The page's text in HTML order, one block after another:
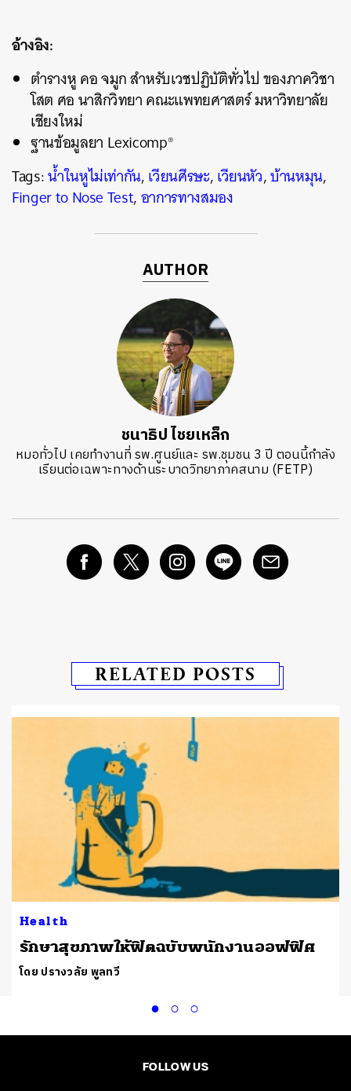
อ้างอิง:
ตำรางหู คอ จมูก สำหรับเวชปฏิบัติทั่วไป ของภาควิชา
โสต ศอ นาสิกวิทยา คณะแพทยศาสตร์ มหาวิทยาลัย
เชียงใหม่
ฐานข้อมูลยา Lexicomp®
Tags:น้ำในหูไม่เท่ากัน,เวียนศีรษะ,เวียนหัว,บ้านหมุน,
Finger to Nose Test,อาการทางสมอง
AUTHOR
ชนาธิป ไชยเหล็ก
หมอทั่วไป เคยทำงานที่ รพ.ศูนย์และ รพ.ชุมชน 3 ปี ตอนนี้กำลัง
เรียนต่อเฉพาะทางด้านระบาดวิทยาภาคสนาม (FETP)
RELATED POSTS
Health
​รักษาสุขภาพให้ฟิตฉบับพนักงานออฟฟิศ
โดย ปรางวลัย พูลทวี
FOLLOW US